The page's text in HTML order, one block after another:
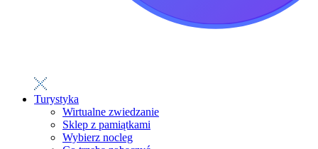
Turystyka
Wirtualne zwiedzanie
Sklep z pamiątkami
Wybierz nocleg